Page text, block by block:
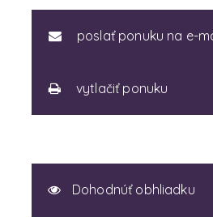
poslať ponuku na e-
vytlačiť ponuku
Dohodnúť obhliadku